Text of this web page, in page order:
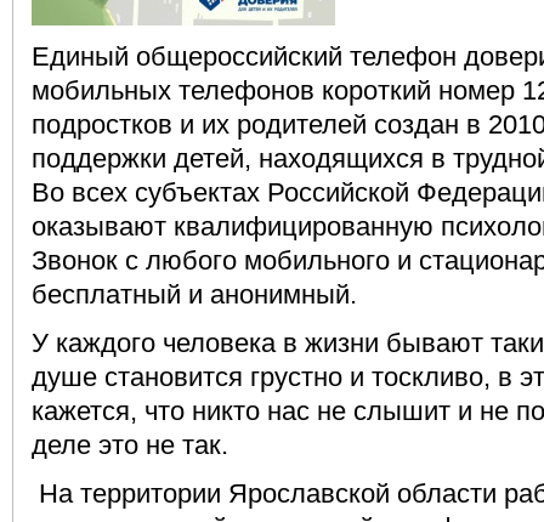
Единый общероссийский телефон
мобильных телефонов короткий номер
подростков и их родителей создан в
поддержки детей, находящихся в
Во всех субъектах Российской
оказывают квалифицированную
Звонок с любого мобильного и
бесплатный и анонимный.
У каждого человека в жизни бывают
душе становится грустно и тоскливо, в
кажется, что никто нас не слышит и не
деле это не так.
На территории Ярославской области